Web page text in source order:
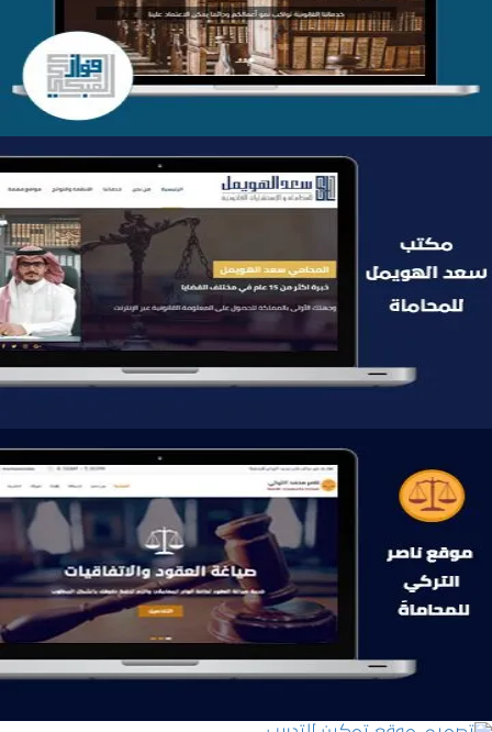
التفاصيل
موقع سعد الهويمل للمحاماة
التفاصيل
موقع ناصر التركي للمحاماة
التفاصيل